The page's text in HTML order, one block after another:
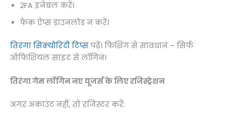
2FA इनेबल करें।
फेक ऐप्स डाउनलोड न करें।
तिरंगा सिक्योरिटी टिप्स पढ़ें। फिशिंग से सावधान – सिर्फ
ऑफिशियल साइट से लॉगिन।
तिरंगा गेम लॉगिन नए यूजर्स के लिए रजिस्ट्रेशन
अगर अकाउंट नहीं, तो रजिस्टर करें: